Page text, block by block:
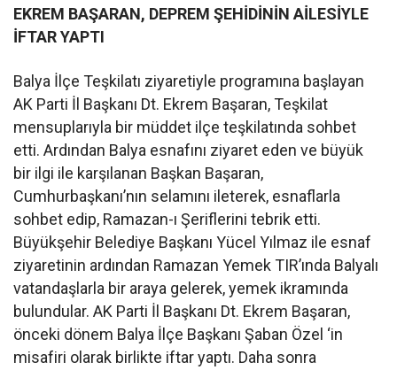
EKREM BAŞARAN, DEPREM ŞEHİDİNİN AİLESİYLE
İFTAR YAPTI
Balya İlçe Teşkilatı ziyaretiyle programına başlayan
AK Parti İl Başkanı Dt. Ekrem Başaran, Teşkilat
mensuplarıyla bir müddet ilçe teşkilatında sohbet
etti. Ardından Balya esnafını ziyaret eden ve büyük
bir ilgi ile karşılanan Başkan Başaran,
Cumhurbaşkanı’nın selamını ileterek, esnaflarla
sohbet edip, Ramazan-ı Şeriflerini tebrik etti.
Büyükşehir Belediye Başkanı Yücel Yılmaz ile esnaf
ziyaretinin ardından Ramazan Yemek TIR’ında Balyalı
vatandaşlarla bir araya gelerek, yemek ikramında
bulundular. AK Parti İl Başkanı Dt. Ekrem Başaran,
önceki dönem Balya İlçe Başkanı Şaban Özel ‘in
misafiri olarak birlikte iftar yaptı. Daha sonra